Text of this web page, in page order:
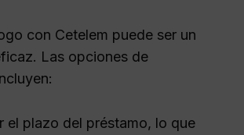
con Cetelem puede ser un
Las opciones de
el plazo del préstamo, lo que